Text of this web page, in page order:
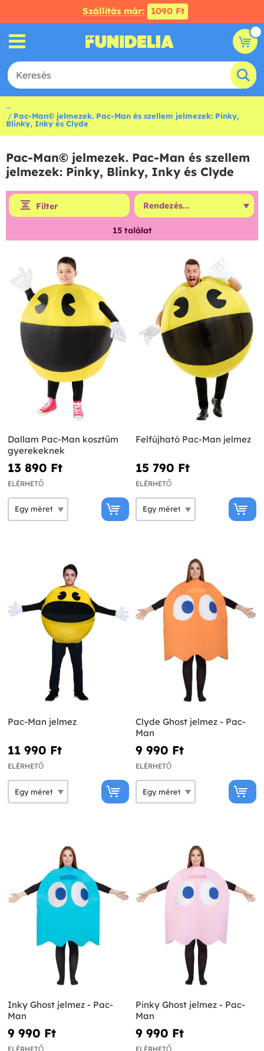
Szállítás már: 1090 Ft
...
Pac-Man© jelmezek. Pac-Man és szellem jelmezek: Pinky,
Blinky, Inky és Clyde
Pac-Man© jelmezek. Pac-Man és szellem
jelmezek: Pinky, Blinky, Inky és Clyde
Filter
15találat
Dallam Pac-Man kosztüm
gyerekeknek
13 890 Ft‎
ELÉRHETŐ
Felfújható Pac-Man jelmez
15 790 Ft‎
ELÉRHETŐ
Pac-Man jelmez
11 990 Ft‎
ELÉRHETŐ
Clyde Ghost jelmez - Pac-
Man
9 990 Ft‎
ELÉRHETŐ
Inky Ghost jelmez - Pac-
Man
9 990 Ft‎
ELÉRHETŐ
Pinky Ghost jelmez - Pac-
Man
9 990 Ft‎
ELÉRHETŐ